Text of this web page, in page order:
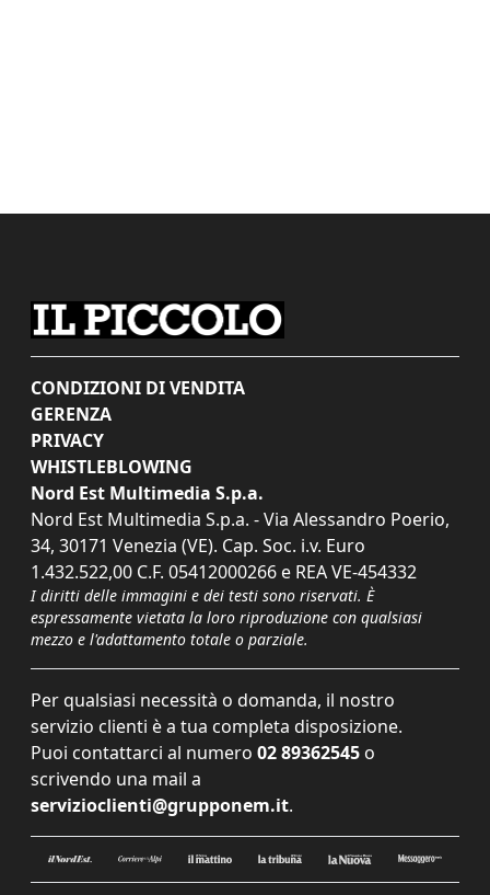
CONDIZIONI DI VENDITA
GERENZA
PRIVACY
WHISTLEBLOWING
Nord Est Multimedia S.p.a.
Nord Est Multimedia S.p.a. - Via Alessandro Poerio,
34, 30171 Venezia (VE). Cap. Soc. i.v. Euro
1.432.522,00 C.F. 05412000266 e REA VE-454332
I diritti delle immagini e dei testi sono riservati. È
espressamente vietata la loro riproduzione con qualsiasi
mezzo e l'adattamento totale o parziale.
Per qualsiasi necessità o domanda, il nostro
servizio clienti è a tua completa disposizione.
Puoi contattarci al numero 02 89362545 o
scrivendo una mail a
servizioclienti@grupponem.it.